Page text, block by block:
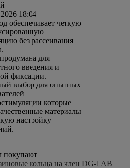
18:04
обеспечивает четкую
без рассеивания
для
введения и
фиксации.
выбор для опытных
которые
материалы
настройку
покупают